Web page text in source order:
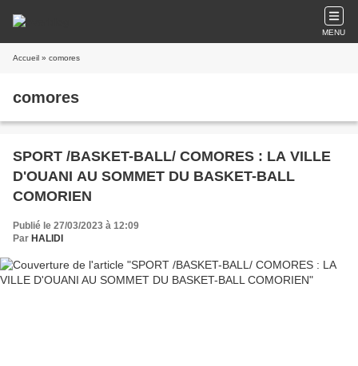
MENU
Accueil » comores
comores
SPORT /BASKET-BALL/ COMORES : LA VILLE
D'OUANI AU SOMMET DU BASKET-BALL
COMORIEN
Publié le 27/03/2023 à 12:09
Par HALIDI